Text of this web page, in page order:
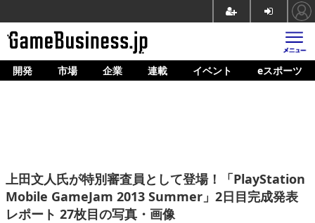
ホーム
企業動向
人材育成
開発 市場 企業 連載 イベント eスポーツ
上田文人氏が特別審査員として登場！「PlayStation
Mobile GameJam 2013 Summer」2日目完成発表
レポート 27枚目の写真・画像